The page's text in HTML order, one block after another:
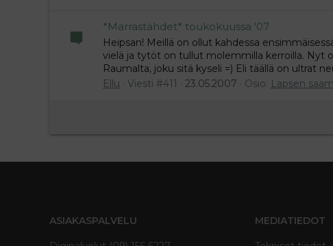
*Marrastähdet* toukokuussa '07
Heipsan! Meillä on ollut kahdessa
vielä ja tytöt on tullut molemmilla kerroilla. Nyt
Raumalta, joku sitä kyseli =) Eli täällä on ultrat
Ellu
Viesti #411 23.05.2007 Osio: Lapsen
ASIAKASPALVELU MEDIATIEDOT